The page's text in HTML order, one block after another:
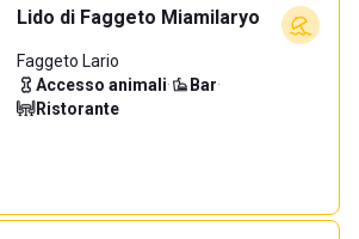
Lido di Faggeto Miamilaryo
Faggeto Lario
Accesso animali· Bar·
Ristorante